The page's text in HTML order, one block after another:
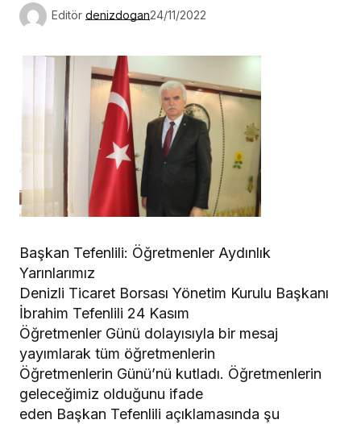
Editör denizdogan24/11/2022
Başkan Tefenlili: Öğretmenler Aydınlık
Yarınlarımız
Denizli Ticaret Borsası Yönetim Kurulu Başkanı
İbrahim Tefenlili 24 Kasım
Öğretmenler Günü dolayısıyla bir mesaj
yayımlarak tüm öğretmenlerin
Öğretmenlerin Günü’nü kutladı. Öğretmenlerin
geleceğimiz olduğunu ifade
eden Başkan Tefenlili açıklamasında şu